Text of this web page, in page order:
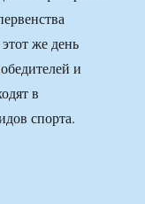
же день
и
в
спорта.